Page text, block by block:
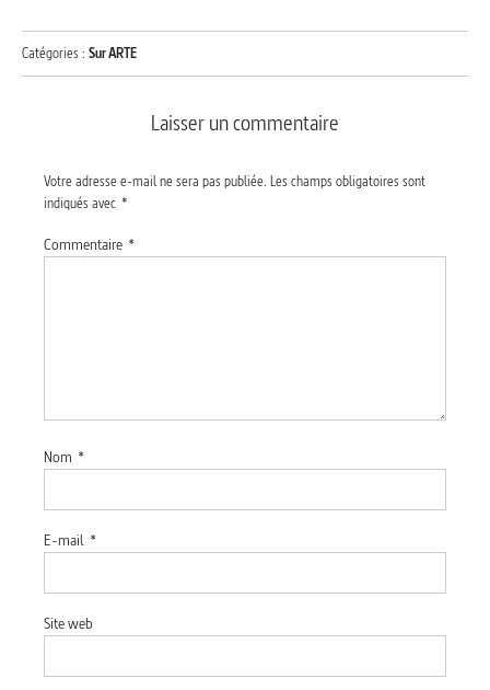
Catégories : Sur ARTE
Laisser un commentaire
Votre adresse e-mail ne sera pas publiée. Les champs obligatoires sont
indiqués avec *
Commentaire *
Nom *
E-mail *
Site web